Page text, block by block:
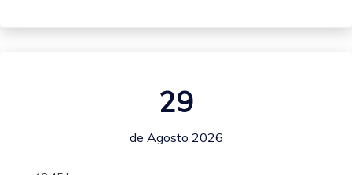
29
de Agosto 2026